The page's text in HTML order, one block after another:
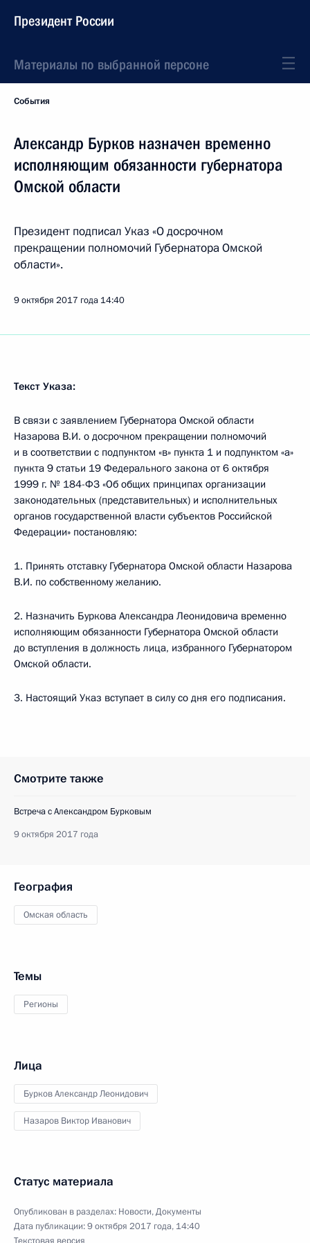
Президент России
Материалы по выбранной персоне
События
Александр Бурков назначен временно
исполняющим обязанности губернатора
Омской области
Президент подписал Указ «О досрочном
прекращении полномочий Губернатора Омской
области».
9 октября 2017 года 14:40
Текст Указа:
В связи с заявлением Губернатора Омской области
Назарова В.И. о досрочном прекращении полномочий
и в соответствии с подпунктом «в» пункта 1 и подпунктом «а»
пункта 9 статьи 19 Федерального закона от 6 октября
1999 г. № 184-ФЗ «Об общих принципах организации
законодательных (представительных) и исполнительных
органов государственной власти субъектов Российской
Федерации» постановляю:
1. Принять отставку Губернатора Омской области Назарова
В.И. по собственному желанию.
2. Назначить Буркова Александра Леонидовича временно
исполняющим обязанности Губернатора Омской области
до вступления в должность лица, избранного Губернатором
Омской области.
3. Настоящий Указ вступает в силу со дня его подписания.
Смотрите также
Встреча с Александром Бурковым
9 октября 2017 года
География
Омская область
Темы
Регионы
Лица
Бурков Александр Леонидович
Назаров Виктор Иванович
Статус материала
Опубликован в разделах: Новости,Документы
Дата публикации:9 октября 2017 года, 14:40